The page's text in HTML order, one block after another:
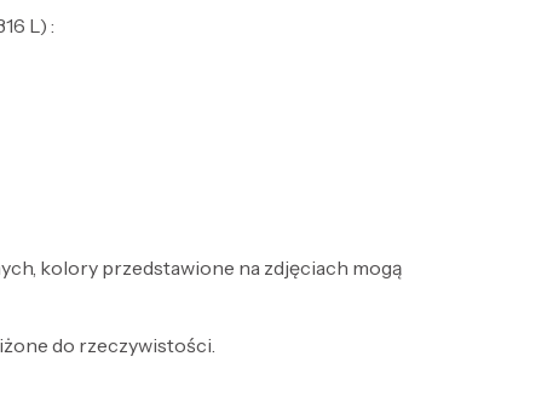
L) :
kolory przedstawione na zdjęciach mogą
do rzeczywistości.